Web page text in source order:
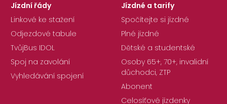
Jízdní řády
Linkové ke stažení
Odjezdové tabule
TvůjBus IDOL
Spoj na zavolání
Vyhledávání spojení
Jízdné a tarify
Spočítejte si jízdné
Plné jízdné
Dětské a studentské
Osoby 65+, 70+, invalidní
důchodci, ZTP
Abonent
Celosíťové jízdenky